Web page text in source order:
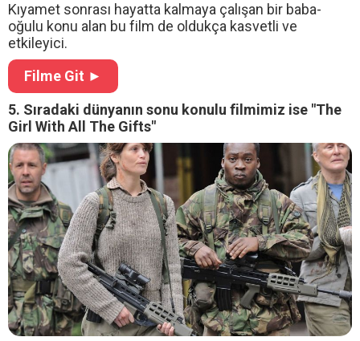
Kıyamet sonrası hayatta kalmaya çalışan bir baba-
oğulu konu alan bu film de oldukça kasvetli ve
etkileyici.
Filme Git ►
5. Sıradaki dünyanın sonu konulu filmimiz ise "The
Girl With All The Gifts"